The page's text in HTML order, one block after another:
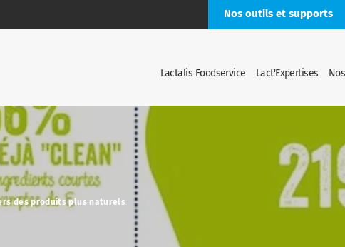
Nos outils et supports
Lactalis Foodservice Lact'Expertises
des produits plus naturels